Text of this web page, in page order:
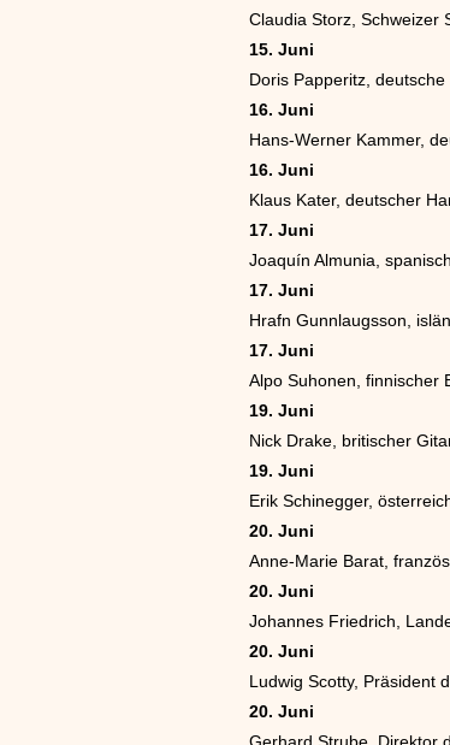
Claudia Storz, Schweizer
15. Juni
Doris Papperitz,
16. Juni
Hans-Werner Kammer,
16. Juni
Klaus Kater, deutscher
17. Juni
Joaquín Almunia,
17. Juni
Hrafn Gunnlaugsson,
17. Juni
Alpo Suhonen, finnischer
19. Juni
Nick Drake, britischer
19. Juni
Erik Schinegger,
20. Juni
Anne-Marie Barat,
20. Juni
Johannes Friedrich,
20. Juni
Ludwig Scotty, Präsident
20. Juni
Gerhard Strube, Direktor